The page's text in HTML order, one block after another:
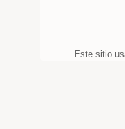
Este sitio